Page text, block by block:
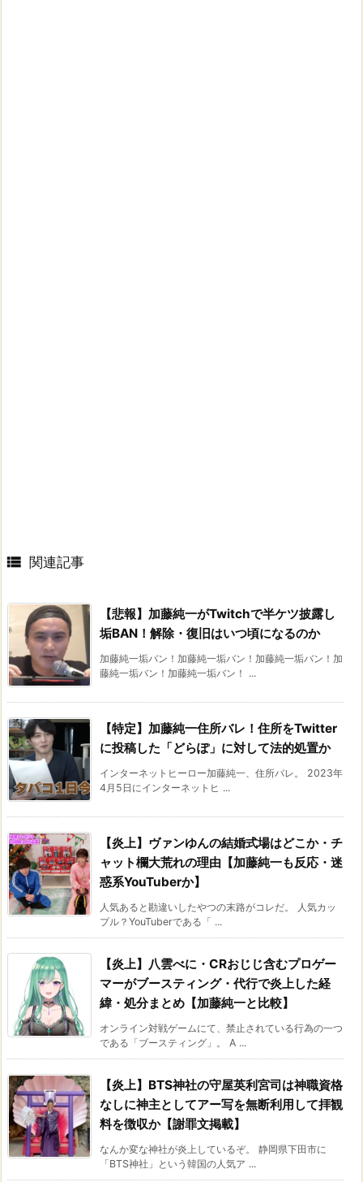
 関連記事
【悲報】加藤純一がTwitchで半ケツ披露し
垢BAN！解除・復旧はいつ頃になるのか
加藤純一垢バン！加藤純一垢バン！加藤純一垢バン！加
藤純一垢バン！加藤純一垢バン！ ...
【特定】加藤純一住所バレ！住所をTwitter
に投稿した「どらぽ」に対して法的処置か
インターネットヒーロー加藤純一、住所バレ。 2023年
4月5日にインターネットヒ ...
【炎上】ヴァンゆんの結婚式場はどこか・チ
ャット欄大荒れの理由【加藤純一も反応・迷
惑系YouTuberか】
人気あると勘違いしたやつの末路がコレだ。 人気カッ
プル？YouTuberである「 ...
【炎上】八雲べに・CRおじじ含むプロゲー
マーがブースティング・代行で炎上した経
緯・処分まとめ【加藤純一と比較】
オンライン対戦ゲームにて、禁止されている行為の一つ
である「ブースティング」。 A ...
【炎上】BTS神社の守屋英利宮司は神職資格
なしに神主としてアー写を無断利用して拝観
料を徴収か【謝罪文掲載】
なんか変な神社が炎上しているぞ。 静岡県下田市に
「BTS神社」という韓国の人気ア ...